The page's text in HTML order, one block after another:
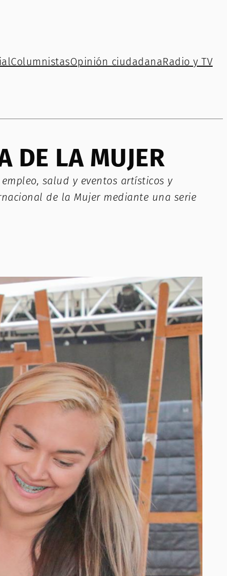
ColumnistasOpinión ciudadanaRadio y TV
DE LA MUJER
salud y eventos artísticos y
de la Mujer mediante una serie